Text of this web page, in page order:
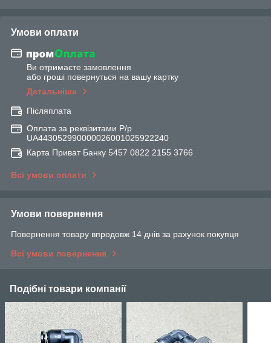
Умови оплати
Ви отримаєте замовлення
або гроші повернуться на вашу картку
Детальніше
Післяплата
Оплата за реквізитами Р/р
UA443052990000026001025922240
Карта Приват Банку 5457 0822 2155 3766
Всі умови оплати
Умови повернення
Повернення товару впродовж 14 днів за рахунок покупця
Всі умови повернення
Подібні товари компанії